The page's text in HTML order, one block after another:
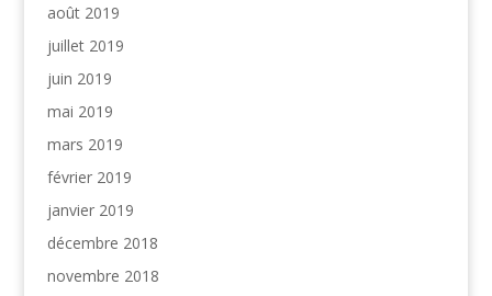
août 2019
juillet 2019
juin 2019
mai 2019
mars 2019
février 2019
janvier 2019
décembre 2018
novembre 2018